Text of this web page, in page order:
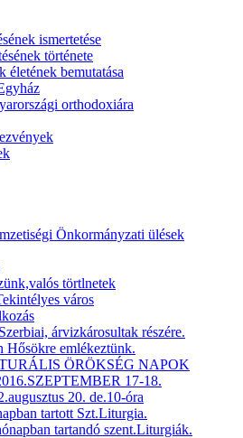
ismertetése
története
életének bemutatása
orthodoxiára
Önkormányzati ülések
törtlnetek
város
árvizkárosultak részére.
Hősökre emlékeztünk.
ÖRÖKSÉG NAPOK
17-18.
20. de.10-óra
tartott Szt.Liturgia.
tartandó szent.Liturgiák.